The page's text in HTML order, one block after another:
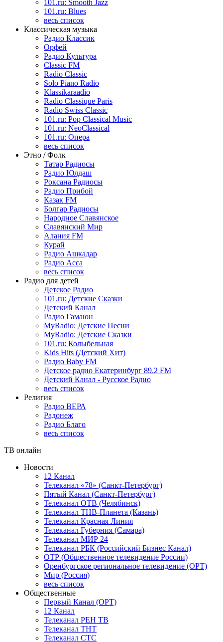
101.ru: Smooth Jazz
101.ru: Blues
весь список
Классическая музыка
Радио Классик
Орфей
Радио Культура
Classic FM
Radio Classic
Solo Piano Radio
Klassikaraadio
Radio Classique Paris
Radio Swiss Classic
101.ru: Pop Classical Music
101.ru: NeoClassical
101.ru: Опера
весь список
Этно / Фолк
Татар Радиосы
Радио Юлдаш
Роксана Радиосы
Радио Прибой
Казак FM
Болгар Радиосы
Народное Славянское
Славянский Мир
Алания FM
Курай
Радио Ашкадар
Радио Асса
весь список
Радио для детей
Детское Радио
101.ru: Детские Сказки
Детский Канал
Радио Гамаюн
MyRadio: Детские Песни
MyRadio: Детские Сказки
101.ru: Колыбельная
Kids Hits (Детский Хит)
Радио Baby FM
Детское радио Екатеринбург 89.2 FM
Детский Канал - Русское Радио
весь список
Религия
Радио ВЕРА
Радонеж
Радио Благо
весь список
ТВ онлайн
Новости
12 Канал
Телеканал «78» (Санкт-Петербург)
Пятый Канал (Санкт-Петербург)
Телеканал ОТВ (Челябинск)
Телеканал ТНВ-Планета (Казань)
Телеканал Красная Линия
Телеканал Губерния (Самара)
Телеканал МИР 24
Телеканал РБК (Российский Бизнес Канал)
ОТР (Общественное телевидение России)
Оренбургское региональное телевидение (ОРТ)
Мир (Россия)
весь список
Общественные
Первый Канал (ОРТ)
12 Канал
Телеканал РЕН ТВ
Телеканал ТНТ
Телеканал СТС